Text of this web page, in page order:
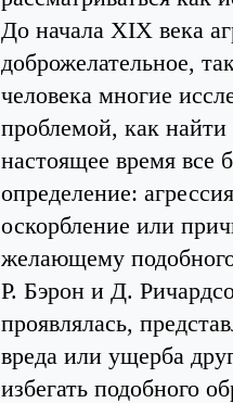
До начала XIX века
доброжелательное,
человека многие
проблемой, как
настоящее время все
определение:
оскорбление или
желающему
Р. Бэрон и Д.
проявлялась,
вреда или ущерба
избегать подобного